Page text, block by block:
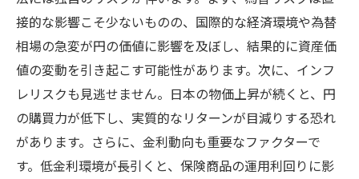
接的な影響こそ少ないものの、国際的な経済環境や為替
相場の急変が円の価値に影響を及ぼし、結果的に資産価
値の変動を引き起こす可能性があります。次に、インフ
レリスクも見逃せません。日本の物価上昇が続くと、円
の購買力が低下し、実質的なリターンが目減りする恐れ
があります。さらに、金利動向も重要なファクターで
す。低金利環境が長引くと、保険商品の運用利回りに影